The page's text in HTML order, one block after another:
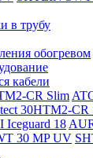
в трубу
обогревом
кабели
CR Slim
30HTM2-CR
Iceguard 18
30 MP UV